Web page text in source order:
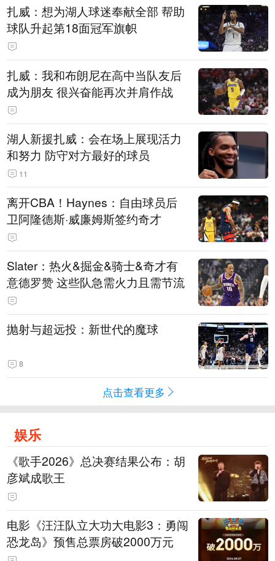
扎威：想为湖人球迷奉献全部 帮助
球队升起第18面冠军旗帜
扎威：我和布朗尼在高中当队友后
成为朋友 很兴奋能再次并肩作战
湖人新援扎威：会在场上展现活力
和努力 防守对方最好的球员
11
离开CBA！Haynes：自由球员后
卫阿隆德斯·威廉姆斯签约奇才
Slater：热火&掘金&骑士&奇才有
意德罗赞 这些队急需火力且需节流
抛射与超远投：新世代的魔球
8
点击查看更多
娱乐
《歌手2026》总决赛结果公布：胡
彦斌成歌王
电影《汪汪队立大功大电影3：勇闯
恐龙岛》预售总票房破2000万元